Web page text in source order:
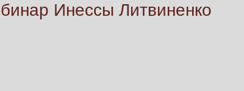
Инессы Литвиненко